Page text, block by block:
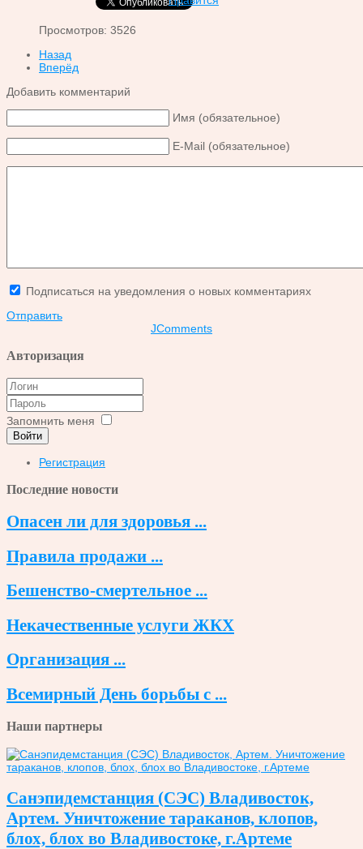
Просмотров: 3526
Назад
Вперёд
Добавить комментарий
Имя (обязательное)
E-Mail (обязательное)
Подписаться на уведомления о новых комментариях
Отправить
JComments
Авторизация
Запомнить меня
Войти
Регистрация
Последние новости
Опасен ли для здоровья ...
Правила продажи ...
Бешенство-смертельное ...
Некачественные услуги ЖКХ
Организация ...
Всемирный День борьбы с ...
Наши партнеры
Санэпидемстанция (СЭС) Владивосток,
Артем. Уничтожение тараканов, клопов,
блох, блох во Владивостоке, г.Артеме